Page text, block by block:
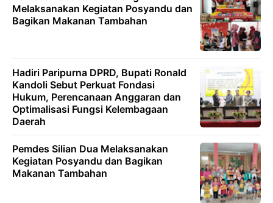
Melaksanakan Kegiatan Posyandu dan
Bagikan Makanan Tambahan
Hadiri Paripurna DPRD, Bupati Ronald
Kandoli Sebut Perkuat Fondasi
Hukum, Perencanaan Anggaran dan
Optimalisasi Fungsi Kelembagaan
Daerah
Pemdes Silian Dua Melaksanakan
Kegiatan Posyandu dan Bagikan
Makanan Tambahan